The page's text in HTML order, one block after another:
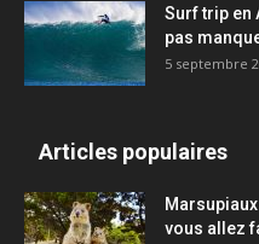
Surf trip en
pas
5 septembre
Articles populaires
vous allez